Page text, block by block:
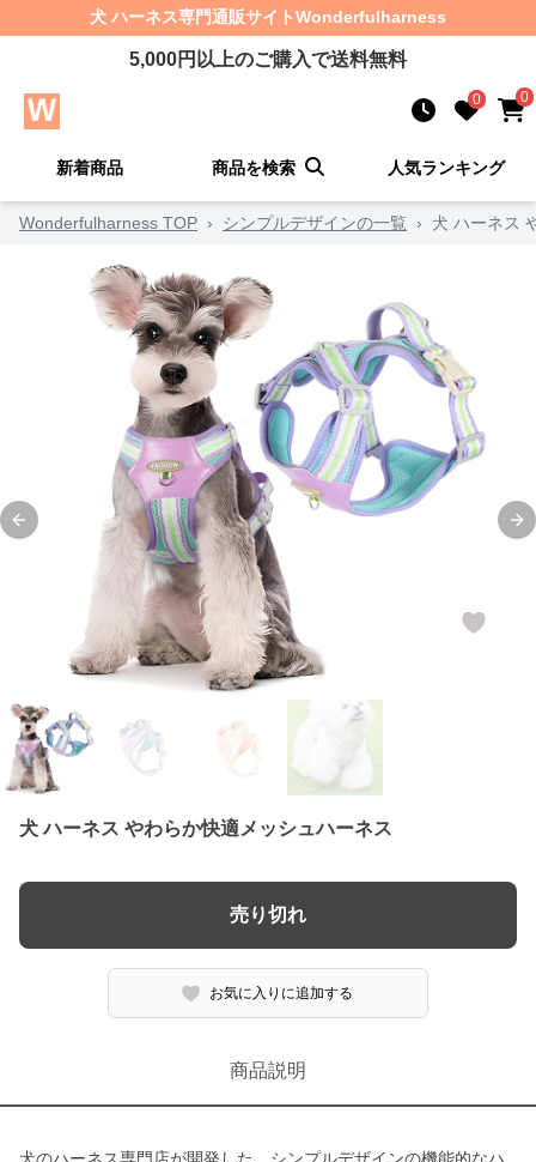
犬 ハーネス専門通販サイトWonderfulharness
5,000円以上のご購入で送料無料
0 0
新着商品 商品を検索 人気ランキング
Wonderfulharness TOP › シンプルデザインの一覧 › 犬 ハーネス
Previous slide
犬 ハーネス やわらか快適メッシュハーネス
売り切れ
お気に入りに追加する
商品説明